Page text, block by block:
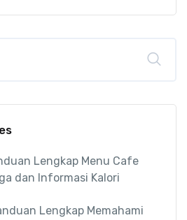
Lengkap Menu Cafe
dan Informasi Kalori
Lengkap Memahami